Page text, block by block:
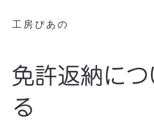
工房ぴあの
免許返納につ
る